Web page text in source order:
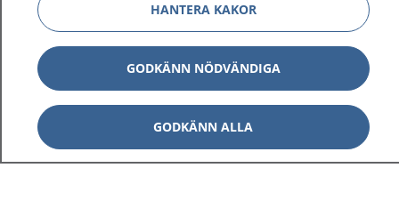
HANTERA KAKOR
GODKÄNN NÖDVÄNDIGA
GODKÄNN ALLA